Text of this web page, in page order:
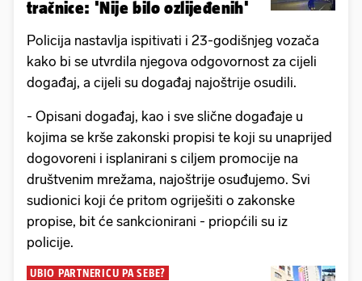
tračnice: 'Nije bilo ozlijeđenih'
Policija nastavlja ispitivati i 23-godišnjeg vozača
kako bi se utvrdila njegova odgovornost za cijeli
događaj, a cijeli su događaj najoštrije osudili.
- Opisani događaj, kao i sve slične događaje u
kojima se krše zakonski propisi te koji su unaprijed
dogovoreni i isplanirani s ciljem promocije na
društvenim mrežama, najoštrije osuđujemo. Svi
sudionici koji će pritom ogriješiti o zakonske
propise, bit će sankcionirani - priopćili su iz
policije.
UBIO PARTNERICU PA SEBE?